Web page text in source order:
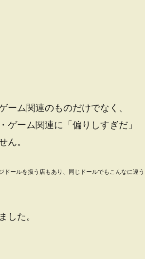
ム関連のものだけでなく、
ーム関連に「偏りしすぎだ」
ん。
ールを扱う店もあり、同じドールでもこんなに違う
した。